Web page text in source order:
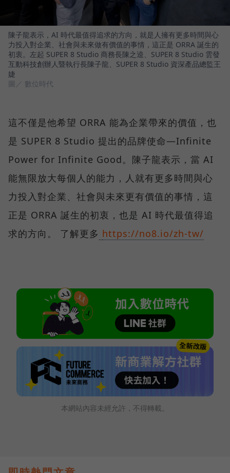
陳子龍表示，AI 時代最值得追求的方向，就是人擁有更多時間與心
力投入對企業、社會與未來做有價值的事情，這正是 ORRA 誕生的
初衷。左起 SUPER 8 Studio 商務長陳之逵、SUPER 8 Studio 雲發
互動科技創辦人暨執行長陳子龍、SUPER 8 Studio 資深產品總監王
婕
圖／ 數位時代
這不僅是他希望 ORRA 能為企業帶來的價值，也
是 SUPER 8 Studio 提出的品牌使命—Infinite
Power for Infinite Good。陳子龍表示，當 AI
能無限放大每個人的能力，人就有更多時間與心
力投入對企業、社會與未來更有價值的事情，這
正是 ORRA 誕生的初衷，也是 AI 時代最值得追
求的方向。 了解更多 https://no8.io/zh-tw/
本網站內容未經允許，不得轉載。